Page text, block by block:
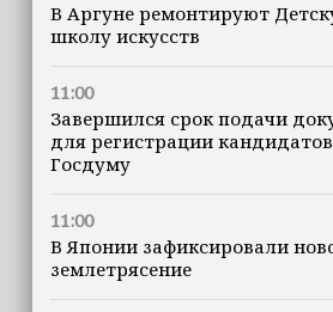
В Аргуне ремонтируют
школу искусств
11:00
Завершился срок подачи
для регистрации
Госдуму
11:00
В Японии зафиксировали
землетрясение